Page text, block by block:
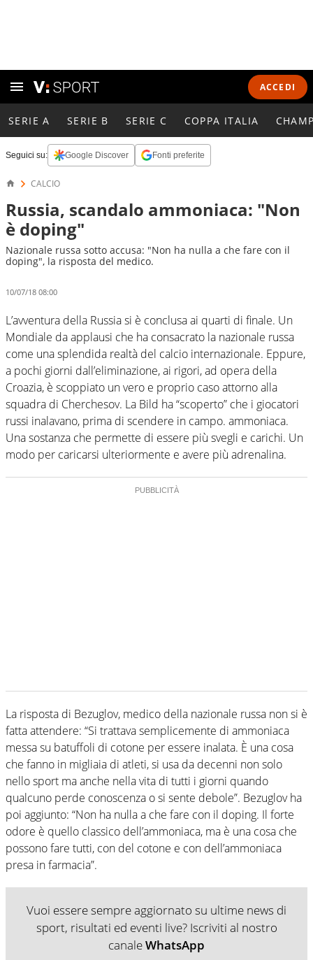
ACCEDI
SERIE A SERIE B SERIE C COPPA ITALIA
Seguici su: Google Discover Fonti preferite
CALCIO
Russia, scandalo ammoniaca: "Non
è doping"
Nazionale russa sotto accusa: "Non ha nulla a che fare con il
doping", la risposta del medico.
10/07/18 08:00
L’avventura della Russia si è conclusa ai quarti di finale. Un
Mondiale da applausi che ha consacrato la nazionale russa
come una splendida realtà del calcio internazionale. Eppure,
a pochi giorni dall’eliminazione, ai rigori, ad opera della
Croazia, è scoppiato un vero e proprio caso attorno alla
squadra di Cherchesov. La Bild ha “scoperto” che i giocatori
russi inalavano, prima di scendere in campo. ammoniaca.
Una sostanza che permette di essere più svegli e carichi. Un
modo per caricarsi ulteriormente e avere più adrenalina.
La risposta di Bezuglov, medico della nazionale russa non si è
fatta attendere: “Si trattava semplicemente di ammoniaca
messa su batuffoli di cotone per essere inalata. È una cosa
che fanno in migliaia di atleti, si usa da decenni non solo
nello sport ma anche nella vita di tutti i giorni quando
qualcuno perde conoscenza o si sente debole”. Bezuglov ha
poi aggiunto: “Non ha nulla a che fare con il doping. Il forte
odore è quello classico dell’ammoniaca, ma è una cosa che
possono fare tutti, con del cotone e con dell’ammoniaca
presa in farmacia”.
Vuoi essere sempre aggiornato su ultime news di
sport, risultati ed eventi live? Iscriviti al nostro
canaleWhatsApp